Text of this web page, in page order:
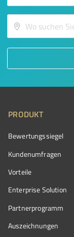
PRODUKT
Bewertungssiegel
Kundenumfragen
Vorteile
Enterprise Solution
Partnerprogramm
Auszeichnungen